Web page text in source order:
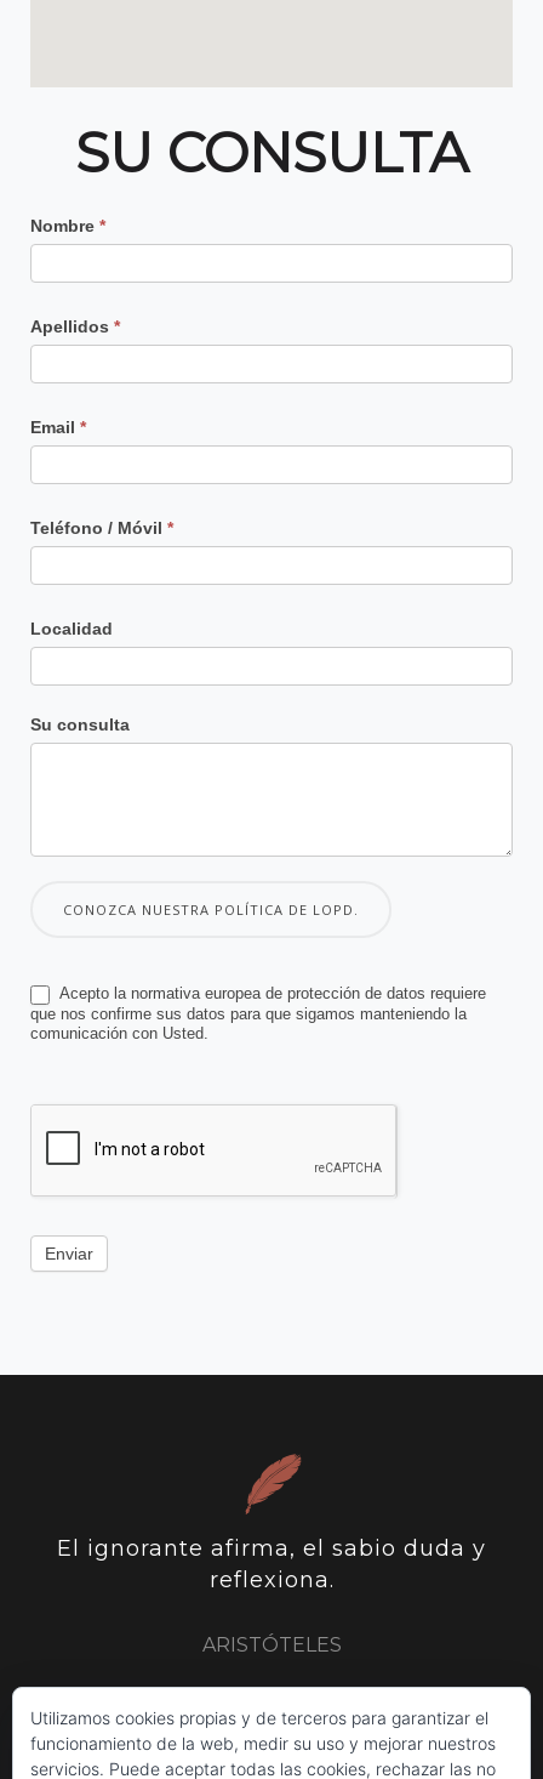
SU CONSULTA
Contacto
Principal
Nombre *
Apellidos *
Email *
Teléfono / Móvil *
Localidad
Su consulta
CONOZCA NUESTRA POLÍTICA DE LOPD.
Acepto la normativa europea de protección de datos requiere
que nos confirme sus datos para que sigamos manteniendo la
comunicación con Usted.
Enviar
El ignorante afirma, el sabio duda y
reflexiona.
ARISTÓTELES
ARISTÓTELES PLUTARCO SIR FRANCIS BACON
Utilizamos cookies propias y de terceros para garantizar el
funcionamiento de la web, medir su uso y mejorar nuestros
servicios. Puede aceptar todas las cookies, rechazar las no